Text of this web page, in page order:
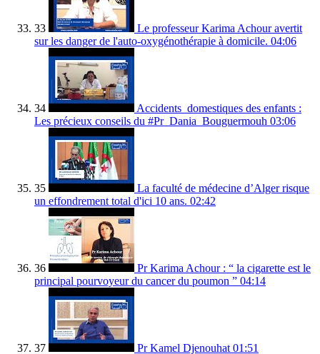
33
Le professeur Karima Achour avertit
sur les danger de l'auto-oxygénothérapie à domicile. 04:06
34
Accidents_domestiques des enfants :
Les précieux conseils du #Pr_Dania_Bouguermouh 03:06
35
La faculté de médecine d’Alger risque
un effondrement total d'ici 10 ans. 02:42
36
Pr Karima Achour : “ la cigarette est le
principal pourvoyeur du cancer du poumon ” 04:14
37 Pr Kamel Djenouhat 01:51